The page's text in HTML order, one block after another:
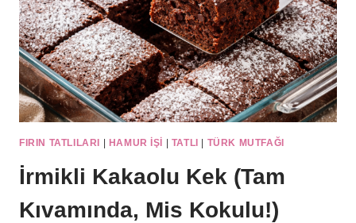
FIRIN TATLILARI | HAMUR IŞI | TATLI | TÜRK MUTFAĞI
İrmikli Kakaolu Kek (Tam
Kıvamında, Mis Kokulu!)